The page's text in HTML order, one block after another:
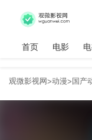
首页 电影
观微影视网>动漫> 国产